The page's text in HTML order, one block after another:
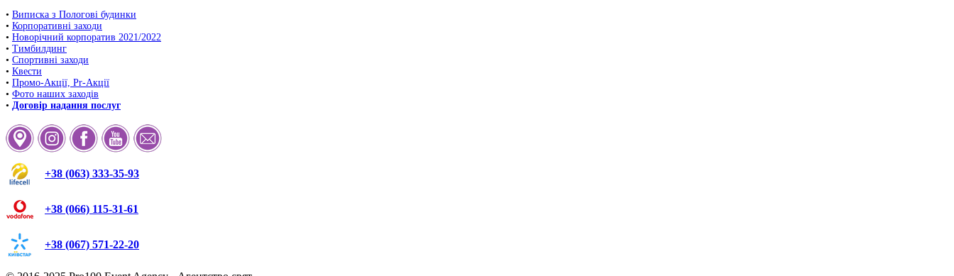
• Виписка з Пологові будинки
• Корпоративні заходи
• Новорічний корпоратив 2021/2022
• Тимбилдинг
• Спортивні заходи
• Квести
• Промо-Акції, Pr-Акції
• Фото наших заходів
• Договір надання послуг
+38 (063) 333-35-93
+38 (066) 115-31-61
+38 (067) 571-22-20